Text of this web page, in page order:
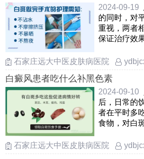
2024-09-19
的同时，对
重视，两者
保证治疗效
要 ……
石家庄远大中医皮肤病医院
白癜风患者吃什么补黑色素
2024-09-10
后，日常的
者在平时多
食物，对白
……
石家庄远大中医皮肤病医院